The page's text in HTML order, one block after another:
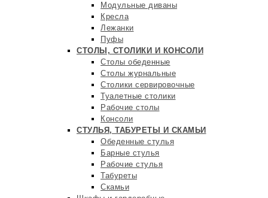
Модульные диваны
Кресла
Лежанки
Пуфы
СТОЛЫ, СТОЛИКИ И КОНСОЛИ
Столы обеденные
Столы журнальные
Столики сервировочные
Туалетные столики
Рабочие столы
Консоли
СТУЛЬЯ, ТАБУРЕТЫ И СКАМЬИ
Обеденные стулья
Барные стулья
Рабочие стулья
Табуреты
Скамьи